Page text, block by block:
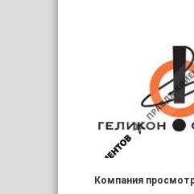
Компания